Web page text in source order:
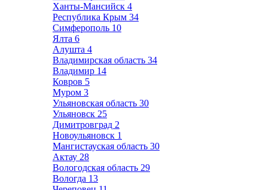
Ханты-Мансийск 4
Республика Крым 34
Симферополь 10
Ялта 6
Алушта 4
Владимирская область 34
Владимир 14
Ковров 5
Муром 3
Ульяновская область 30
Ульяновск 25
Димитровград 2
Новоульяновск 1
Мангистауская область 30
Актау 28
Вологодская область 29
Вологда 13